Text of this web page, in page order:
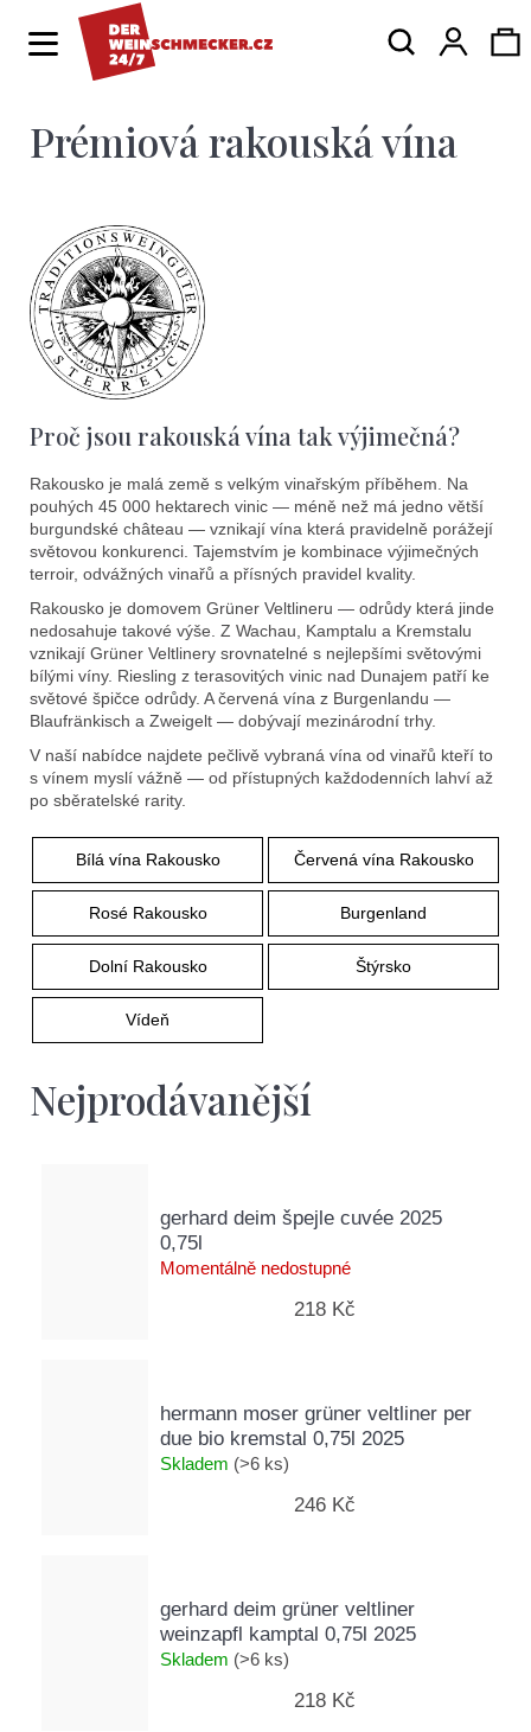
Hledat
Prémiová rakouská vína
Proč jsou rakouská vína tak výjimečná?
Rakousko je malá země s velkým vinařským příběhem. Na
pouhých 45 000 hektarech vinic — méně než má jedno větší
burgundské château — vznikají vína která pravidelně porážejí
světovou konkurenci. Tajemstvím je kombinace výjimečných
terroir, odvážných vinařů a přísných pravidel kvality.
Rakousko je domovem Grüner Veltlineru — odrůdy která jinde
nedosahuje takové výše. Z Wachau, Kamptalu a Kremstalu
vznikají Grüner Veltlinery srovnatelné s nejlepšími světovými
bílými víny. Riesling z terasovitých vinic nad Dunajem patří ke
světové špičce odrůdy. A červená vína z Burgenlandu —
Blaufränkisch a Zweigelt — dobývají mezinárodní trhy.
V naší nabídce najdete pečlivě vybraná vína od vinařů kteří to
s vínem myslí vážně — od přístupných každodenních lahví až
po sběratelské rarity.
Bílá vína Rakousko Červená vína Rakousko
Rosé Rakousko Burgenland
Dolní Rakousko Štýrsko
Vídeň
Nejprodávanější
gerhard deim špejle cuvée 2025
0,75l
Momentálně nedostupné
218 Kč
hermann moser grüner veltliner per
due bio kremstal 0,75l 2025
Skladem (>6 ks)
246 Kč
gerhard deim grüner veltliner
weinzapfl kamptal 0,75l 2025
Skladem (>6 ks)
218 Kč
Zpět
Zpět
C
o
t
ř
b
u
j
e
t
e
n
a
j
í
t
?
D
o